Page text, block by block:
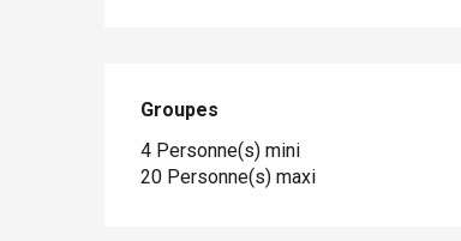
Groupes
Groupes
4 Personne(s) mini
20 Personne(s) maxi